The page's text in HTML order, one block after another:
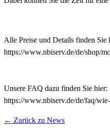
Alle Preise und Details finden Sie
https://www.nbiserv.de/de/shop/
Unsere FAQ dazu finden Sie hier:
https://www.nbiserv.de/de/faq/
← Zurück zu News